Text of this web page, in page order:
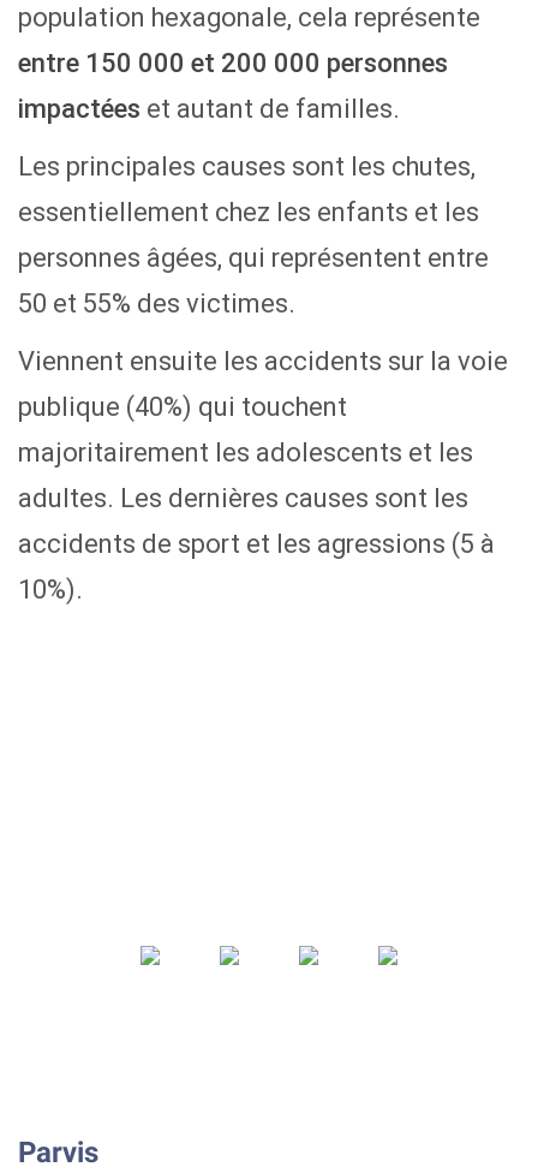
population hexagonale, cela représente
entre 150 000 et 200 000 personnes
impactées et autant de familles.
Les principales causes sont les chutes,
essentiellement chez les enfants et les
personnes âgées, qui représentent entre
50 et 55% des victimes.
Viennent ensuite les accidents sur la voie
publique (40%) qui touchent
majoritairement les adolescents et les
adultes. Les dernières causes sont les
accidents de sport et les agressions (5 à
10%).
Parvis